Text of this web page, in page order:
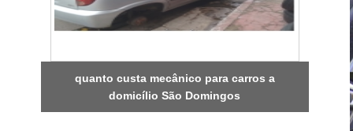
quanto custa mecânico para carros a
domicílio São Domingos